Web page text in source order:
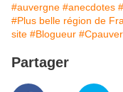
#auvergne #anecdotes
#Plus belle région de
site #Blogueur
Partager